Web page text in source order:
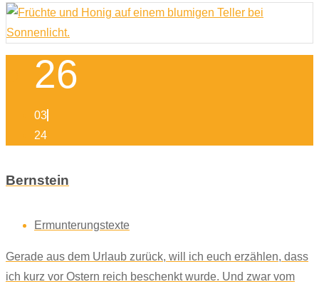
26
03
24
Bernstein
Ermunterungstexte
Gerade aus dem Urlaub zurück, will ich euch erzählen, dass
ich kurz vor Ostern reich beschenkt wurde. Und zwar vom